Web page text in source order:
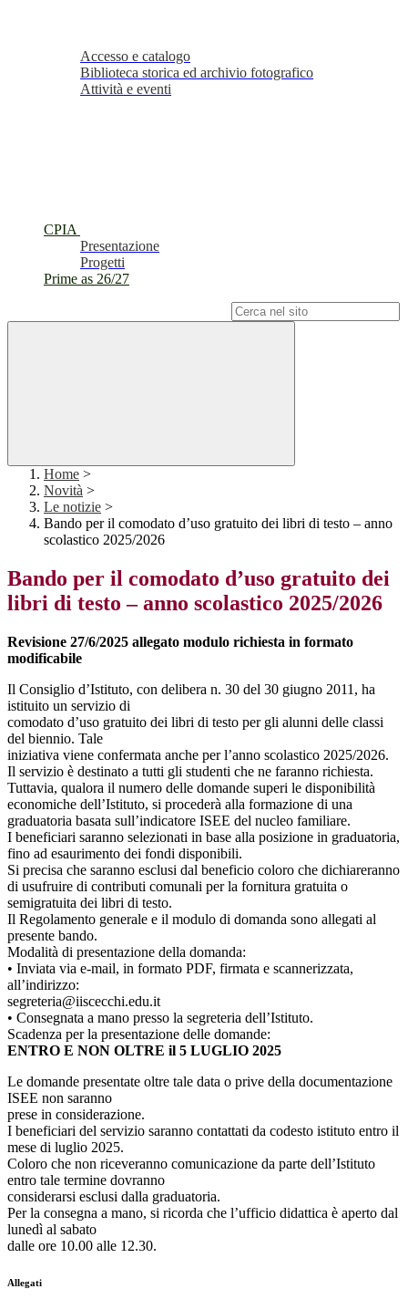
Accesso e catalogo
Biblioteca storica ed archivio fotografico
Attività e eventi
CPIA
Presentazione
Progetti
Prime as 26/27
Home >
Novità >
Le notizie >
Bando per il comodato d’uso gratuito dei libri di testo – anno
scolastico 2025/2026
Bando per il comodato d’uso gratuito dei
libri di testo – anno scolastico 2025/2026
Revisione 27/6/2025 allegato modulo richiesta in formato
modificabile
Il Consiglio d’Istituto, con delibera n. 30 del 30 giugno 2011, ha
istituito un servizio di
comodato d’uso gratuito dei libri di testo per gli alunni delle classi
del biennio. Tale
iniziativa viene confermata anche per l’anno scolastico 2025/2026.
Il servizio è destinato a tutti gli studenti che ne faranno richiesta.
Tuttavia, qualora il numero delle domande superi le disponibilità
economiche dell’Istituto, si procederà alla formazione di una
graduatoria basata sull’indicatore ISEE del nucleo familiare.
I beneficiari saranno selezionati in base alla posizione in graduatoria,
fino ad esaurimento dei fondi disponibili.
Si precisa che saranno esclusi dal beneficio coloro che dichiareranno
di usufruire di contributi comunali per la fornitura gratuita o
semigratuita dei libri di testo.
Il Regolamento generale e il modulo di domanda sono allegati al
presente bando.
Modalità di presentazione della domanda:
• Inviata via e-mail, in formato PDF, firmata e scannerizzata,
all’indirizzo:
segreteria@iiscecchi.edu.it
• Consegnata a mano presso la segreteria dell’Istituto.
Scadenza per la presentazione delle domande:
ENTRO E NON OLTRE il 5 LUGLIO 2025
Le domande presentate oltre tale data o prive della documentazione
ISEE non saranno
prese in considerazione.
I beneficiari del servizio saranno contattati da codesto istituto entro il
mese di luglio 2025.
Coloro che non riceveranno comunicazione da parte dell’Istituto
entro tale termine dovranno
considerarsi esclusi dalla graduatoria.
Per la consegna a mano, si ricorda che l’ufficio didattica è aperto dal
lunedì al sabato
dalle ore 10.00 alle 12.30.
Allegati